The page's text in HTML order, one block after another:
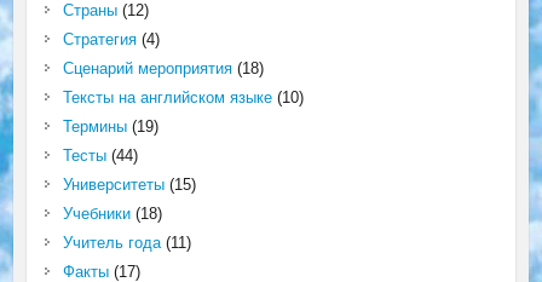
Страны(12)
Стратегия(4)
Сценарий мероприятия(18)
Тексты на английском языке(10)
Термины(19)
Тесты(44)
Университеты(15)
Учебники(18)
Учитель года(11)
Факты(17)